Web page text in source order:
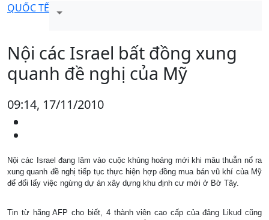
QUỐC TẾ
Nội các Israel bất đồng xung
quanh đề nghị của Mỹ
09:14, 17/11/2010
Nội các Israel đang lâm vào cuộc khủng hoảng mới khi mâu thuẫn nổ ra
xung quanh đề nghị tiếp tục thực hiện hợp đồng mua bán vũ khí của Mỹ
để đổi lấy việc ngừng dự án xây dựng khu định cư mới ở Bờ Tây.
Tin từ hãng AFP cho biết, 4 thành viên cao cấp của đảng Likud cũng